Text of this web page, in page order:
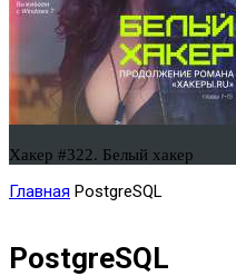
Хакер #322. Белый хакер
Главная PostgreSQL
PostgreSQL